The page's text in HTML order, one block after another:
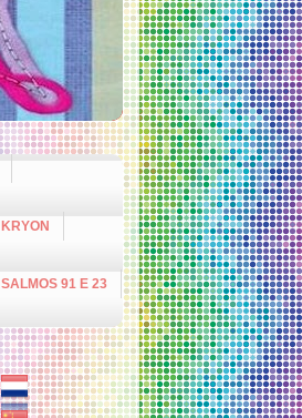
KRYON
SALMOS 91 E 23